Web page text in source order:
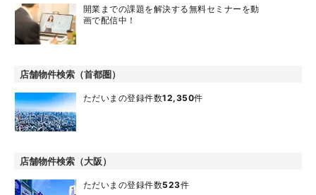
開業までの課題を解決する無料セミナーを動
画で配信中！
店舗物件検索（首都圏）
ただいまの登録件数12,350件
店舗物件検索（大阪）
ただいまの登録件数523件